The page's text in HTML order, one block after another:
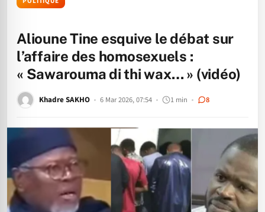
Alioune Tine esquive le débat sur
l’affaire des homosexuels :
« Sawarouma di thi wax… » (vidéo)
Khadre SAKHO 6 Mar 2026, 07:54 1 min 8